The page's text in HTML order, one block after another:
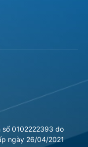
số 0102222393 do
ngày 26/04/2021